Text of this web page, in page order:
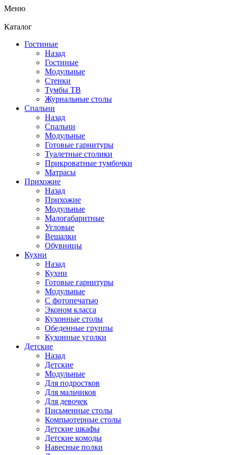
Меню
Каталог
Гостиные
Назад
Гостиные
Модульные
Стенки
Тумбы ТВ
Журнальные столы
Спальни
Назад
Спальни
Модульные
Готовые гарнитуры
Туалетные столики
Прикроватные тумбочки
Матрасы
Прихожие
Назад
Прихожие
Модульные
Малогабаритные
Угловые
Вешалки
Обувницы
Кухни
Назад
Кухни
Готовые гарнитуры
Модульные
С фотопечатью
Эконом класса
Кухонные столы
Обеденные группы
Кухонные уголки
Детские
Назад
Детские
Модульные
Для подростков
Для мальчиков
Для девочек
Письменные столы
Компьютерные столы
Детские шкафы
Детские комоды
Навесные полки